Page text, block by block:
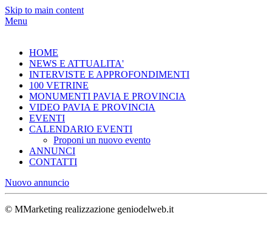
Skip to main content
Menu
HOME
NEWS E ATTUALITA'
INTERVISTE E APPROFONDIMENTI
100 VETRINE
MONUMENTI PAVIA E PROVINCIA
VIDEO PAVIA E PROVINCIA
EVENTI
CALENDARIO EVENTI
Proponi un nuovo evento
ANNUNCI
CONTATTI
Nuovo annuncio
© MMarketing realizzazione geniodelweb.it